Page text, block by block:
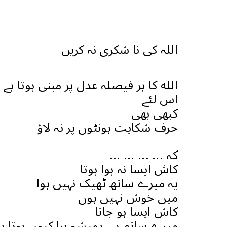
اللہ کی نا شکری نہ کریں
الله کا ہر فیصلہ عدل پر مبنی ہوتا ہے
اس لئے
کبھی بھی
حرف شکایت ہونٹوں پر نہ لاؤ
... ... ... ...کہ
کاش ایسا نہ ہوا ہوتا
یہ میرے ساتھ ٹھیک نہیں ہوا
میں خوش نہیں ہوں
کاش ایسا ہو جاتا